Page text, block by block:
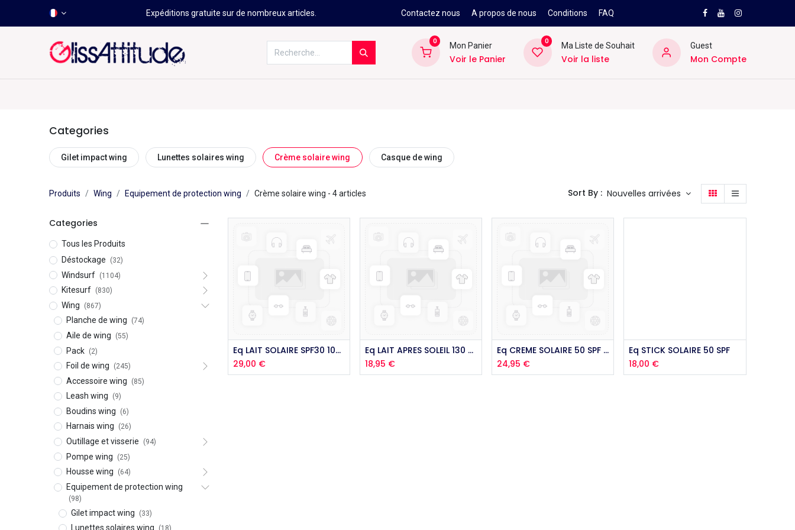
Expéditions gratuite sur de nombreux articles. Contactez nous A propos de nous Conditions FAQ
0
Mon Panier
Voir le Panier
0
Ma Liste de Souhait
Voir la liste
Guest
Mon Compte
Categories
Gilet impact wing Lunettes solaires wing Crème solaire wing Casque de wing
Produits Wing Equipement de protection wing Crème solaire wing - 4 articles Sort By : Nouvelles arrivées
Categories
Tous les Produits
Déstockage
(32)
Windsurf (1104)
Kitesurf (830)
Wing (867)
Planche de wing (74)
Aile de wing (55)
Pack (2)
Foil de wing (245)
Accessoire wing (85)
Leash wing (9)
Boudins wing (6)
Harnais wing (26)
Outillage et visserie (94)
Pompe wing (25)
Housse wing (64)
Equipement de protection wing
(98)
Gilet impact wing (33)
Lunettes solaires wing
Ajouter au panier Eq LAIT SOLAIRE SPF30 100ML
29,00 €
Ajouter au panier Eq LAIT APRES SOLEIL 130 ML
18,95 €
Ajouter au panier
Eq CREME SOLAIRE 50 SPF 100 ML
24,95 €
Ajouter au panier
Eq STICK SOLAIRE 50 SPF
18,00 €